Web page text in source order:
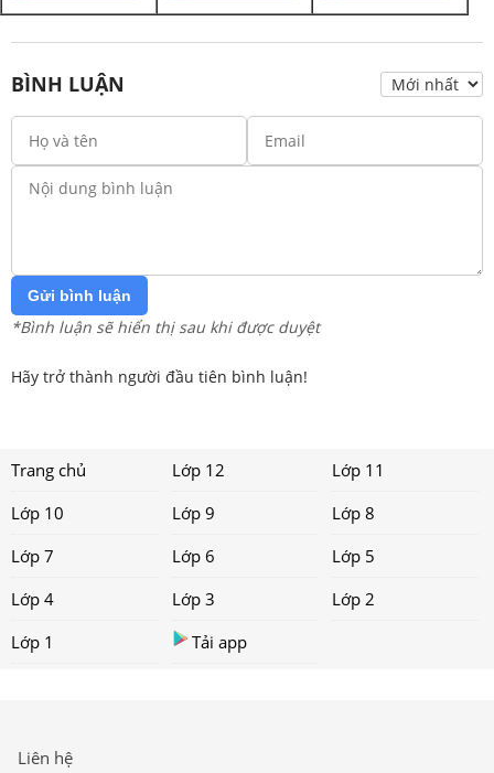
BÌNH LUẬN
Gửi bình luận
*Bình luận sẽ hiển thị sau khi được duyệt
Hãy trở thành người đầu tiên bình luận!
Trang chủ Lớp 12
Lớp 11
Lớp 10
Lớp 9
Lớp 8
Lớp 7
Lớp 6
Lớp 5
Lớp 4
Lớp 3
Lớp 2
Lớp 1
Tải app
Liên hệ